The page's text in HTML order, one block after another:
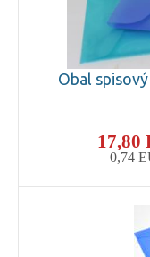
Obal
17,80
0,74